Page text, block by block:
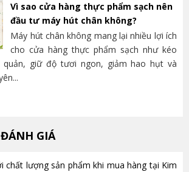
Vì sao cửa hàng thực phẩm sạch nên
đầu tư máy hút chân không?
Máy hút chân không mang lại nhiều lợi ích
cho cửa hàng thực phẩm sạch như kéo
quản, giữ độ tươi ngon, giảm hao hụt và
GIÁ
chất lượng sản phẩm khi mua hàng tại Kim